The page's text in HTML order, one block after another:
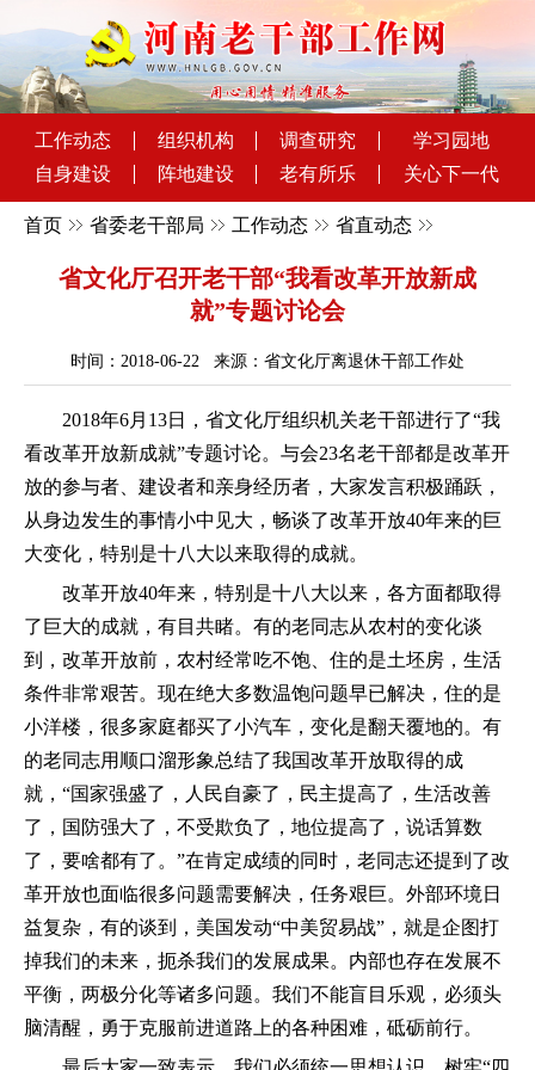
工作动态 组织机构 调查研究
学习园地
自身建设
阵地建设 老有所乐 关心下一代
首页 省委老干部局 工作动态 省直动态
省文化厅召开老干部“我看改革开放新成
就”专题讨论会
时间：2018-06-22 来源：省文化厅离退休干部工作处
2018年6月13日，省文化厅组织机关老干部进行了“我
看改革开放新成就”专题讨论。与会23名老干部都是改革开
放的参与者、建设者和亲身经历者，大家发言积极踊跃，
从身边发生的事情小中见大，畅谈了改革开放40年来的巨
大变化，特别是十八大以来取得的成就。
改革开放40年来，特别是十八大以来，各方面都取得
了巨大的成就，有目共睹。有的老同志从农村的变化谈
到，改革开放前，农村经常吃不饱、住的是土坯房，生活
条件非常艰苦。现在绝大多数温饱问题早已解决，住的是
小洋楼，很多家庭都买了小汽车，变化是翻天覆地的。有
的老同志用顺口溜形象总结了我国改革开放取得的成
就，“国家强盛了，人民自豪了，民主提高了，生活改善
了，国防强大了，不受欺负了，地位提高了，说话算数
了，要啥都有了。”在肯定成绩的同时，老同志还提到了改
革开放也面临很多问题需要解决，任务艰巨。外部环境日
益复杂，有的谈到，美国发动“中美贸易战”，就是企图打
掉我们的未来，扼杀我们的发展成果。内部也存在发展不
平衡，两极分化等诸多问题。我们不能盲目乐观，必须头
脑清醒，勇于克服前进道路上的各种困难，砥砺前行。